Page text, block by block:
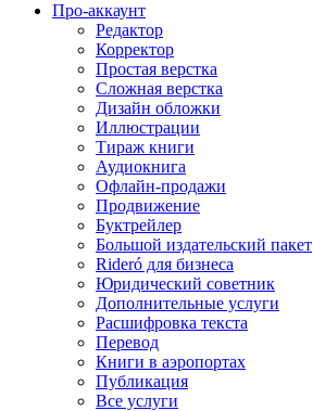
Про-аккаунт
Редактор
Корректор
Простая верстка
Сложная верстка
Дизайн обложки
Иллюстрации
Тираж книги
Аудиокнига
Офлайн-продажи
Продвижение
Буктрейлер
Большой издательский пакет
Rideró для бизнеса
Юридический советник
Дополнительные услуги
Расшифровка текста
Перевод
Книги в аэропортах
Публикация
Все услуги